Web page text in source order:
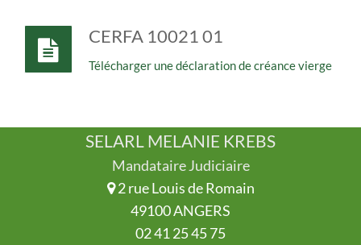
CERFA 10021 01
Télécharger une déclaration de créance vierge
SELARL MELANIE KREBS
Mandataire Judiciaire
2 rue Louis de Romain
49100 ANGERS
02 41 25 45 75